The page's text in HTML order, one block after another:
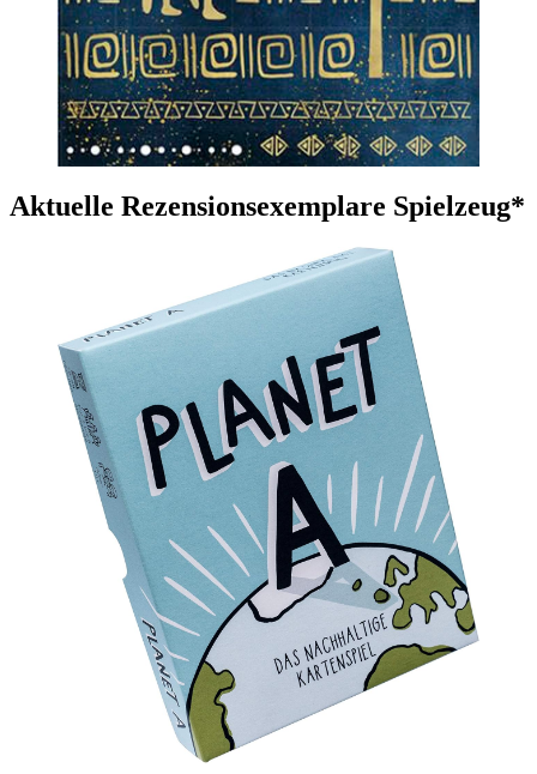
Aktuelle Rezensionsexemplare Spielzeug*